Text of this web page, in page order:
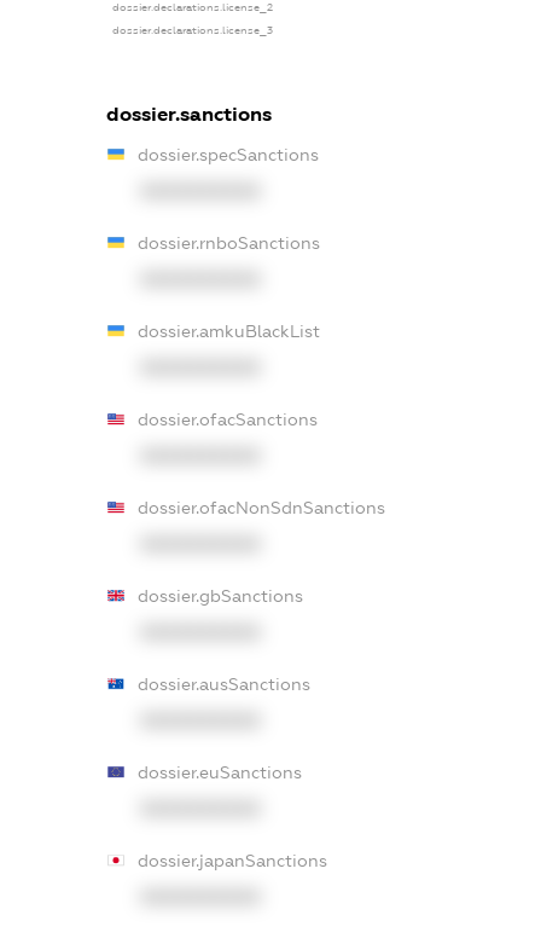
dossier.declarations.license_2
dossier.declarations.license_3
dossier.sanctions
dossier.specSanctions
dossier.rnboSanctions
dossier.amkuBlackList
dossier.ofacSanctions
dossier.ofacNonSdnSanctions
dossier.gbSanctions
dossier.ausSanctions
dossier.euSanctions
dossier.japanSanctions